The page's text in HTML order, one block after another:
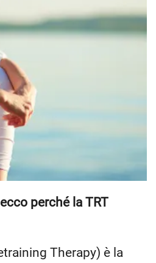
perché la TRT
Therapy) è la